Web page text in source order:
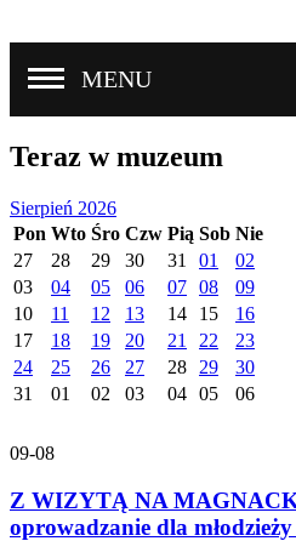
MENU
Teraz w muzeum
Sierpień 2026
Pon Wto Śro Czw Pią Sob Nie
27
28 29 30 31 01
02
03
04 05 06 07 08
09
10
11 12 13 14 15
16
17
18 19 20 21 22
23
24
25 26 27 28 29
30
31
01 02 03 04 05 06
09-08
Z WIZYTĄ NA
oprowadzanie dla